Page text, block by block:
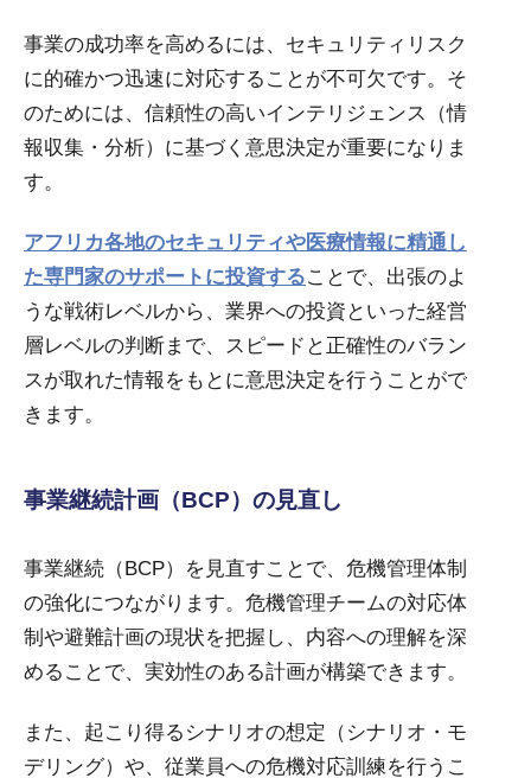
事業の成功率を高めるには、セキュリティリスク
に的確かつ迅速に対応することが不可欠です。そ
のためには、信頼性の高いインテリジェンス（情
報収集・分析）に基づく意思決定が重要になりま
す。
アフリカ各地のセキュリティや医療情報に精通し
た専門家のサポートに投資することで、出張のよ
うな戦術レベルから、業界への投資といった経営
層レベルの判断まで、スピードと正確性のバラン
スが取れた情報をもとに意思決定を行うことがで
きます。
事業継続計画（BCP）の見直し
事業継続（BCP）を見直すことで、危機管理体制
の強化につながります。危機管理チームの対応体
制や避難計画の現状を把握し、内容への理解を深
めることで、実効性のある計画が構築できます。
また、起こり得るシナリオの想定（シナリオ・モ
デリング）や、従業員への危機対応訓練を行うこ